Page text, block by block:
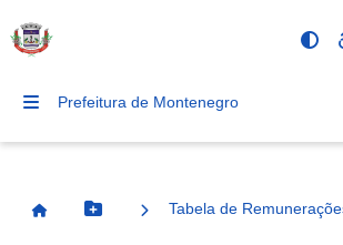
Prefeitura de Montenegro
Página InicialBotão Menu
Tabela de